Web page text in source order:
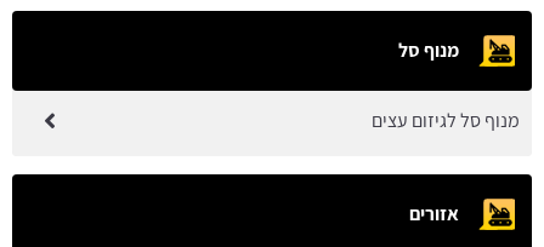
מנוף סל
מנוף סל לגיזום עצים
אזורים